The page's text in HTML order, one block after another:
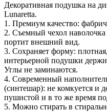
Декоративная подушка на
Lunaretta.
1. Премиум качество:
2. Съемный чехол
портит внешний вид.
3. Сохраняет форму:
интерьерной подушки
Углы не заминаются.
4. Современный
(синтешар): не комкуется и
пушистой и в то же время
5. Можно стирать в